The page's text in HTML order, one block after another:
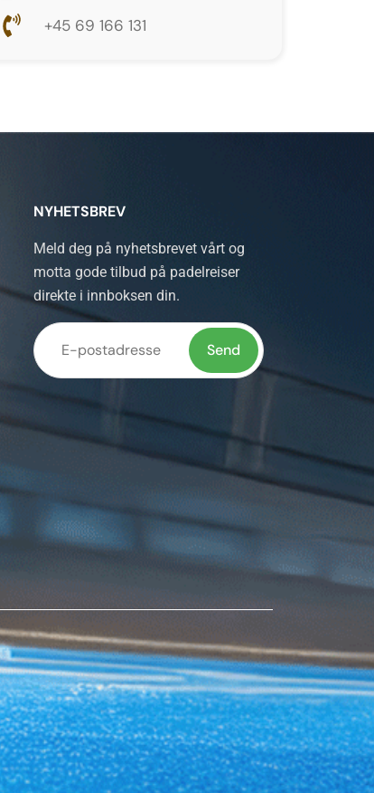
+45 69 166 131
NYHETSBREV
Meld deg på nyhetsbrevet vårt og
motta gode tilbud på padelreiser
direkte i innboksen din.
feltet stå